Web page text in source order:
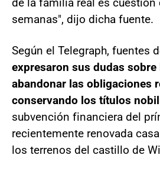
de la familia real es cuestión
semanas", dijo dicha fuente.
Según el Telegraph, fuentes
expresaron sus dudas
abandonar las obligaciones
conservando los títulos
subvención financiera del
recientemente renovada
los terrenos del castillo de